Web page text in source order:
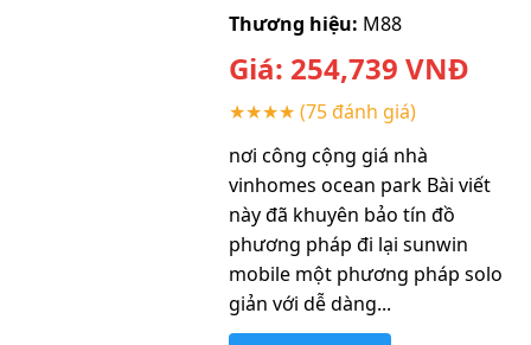
Thương hiệu: M88
Giá: 254,739 VNĐ
★★★★ (75 đánh giá)
nơi công cộng giá nhà
vinhomes ocean park Bài viết
này đã khuyên bảo tín đồ
phương pháp đi lại sunwin
mobile một phương pháp solo
giản với dễ dàng...